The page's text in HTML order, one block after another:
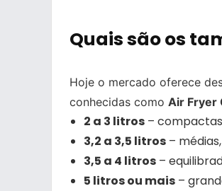
Quais são os
Hoje o mercado oferece
conhecidas como Air Fryer
2 a 3 litros –
3,2 a 3,5 litros –
3,5 a 4 litros –
5 litros ou mais –